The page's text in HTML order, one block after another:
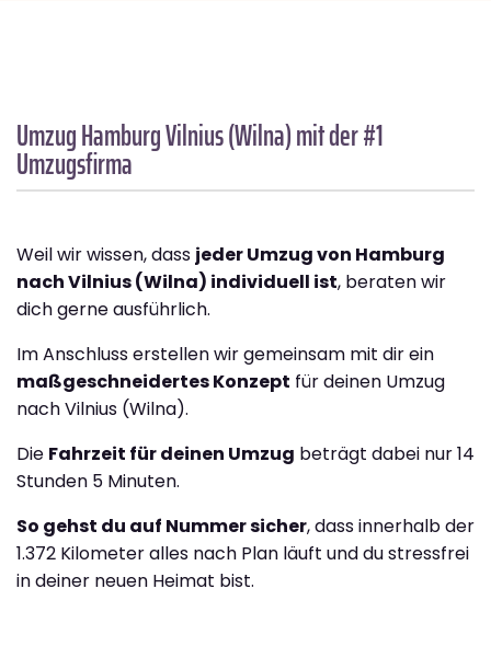
Umzug HamburgVilnius (Wilna)mit der #1
Umzugsfirma
Weil wir wissen, dass jeder Umzug von Hamburg
nach Vilnius (Wilna) individuell ist, beraten wir
dich gerne ausführlich.
Im Anschluss erstellen wir gemeinsam mit dir ein
maßgeschneidertes Konzept für deinen Umzug
nach Vilnius (Wilna).
Die Fahrzeit für deinen Umzug beträgt dabei nur 14
Stunden 5 Minuten.
So gehst du auf Nummer sicher, dass innerhalb der
1.372 Kilometer alles nach Plan läuft und du stressfrei
in deiner neuen Heimat bist.